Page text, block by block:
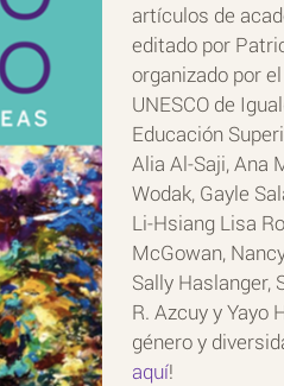
artículos de
editado por
organizado por
UNESCO de
Educación
Alia Al-Saji, Ana
Wodak, Gayle
Li-Hsiang Lisa
McGowan,
Sally Haslanger,
R. Azcuy y Yayo
género y
aquí!